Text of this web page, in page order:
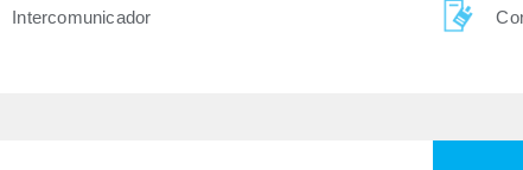
Intercomunicador